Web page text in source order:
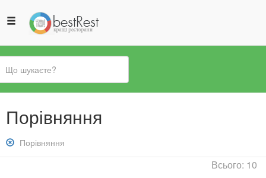
Ви
єПорівняння
Зняти
фільтр:
Порівняння
Всього: 10